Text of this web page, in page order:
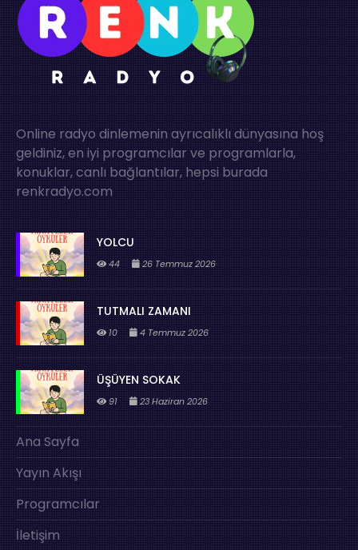
Online radyo dinlemenin ayrıcalıklı dünyasına hoş
geldiniz, en iyi programcılar ve programlarla,
konuklar, canlı bağlantılar, hepsi burada
renkradyo.com
YOLCU
44 26 Temmuz 2026
TUTMALI ZAMANI
10 4 Temmuz 2026
ÜŞÜYEN SOKAK
91 23 Haziran 2026
Ana Sayfa
Yayın Akışı
Programcılar
İletişim